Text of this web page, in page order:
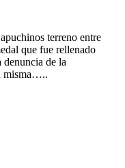
terreno entre
que fue rellenado
denuncia de la
misma…..